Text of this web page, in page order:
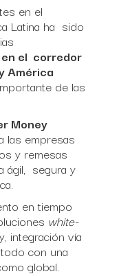
en el
Latina ha sido
el corredor
América
de las
Money
las empresas
y remesas
ágil, segura y
en tiempo
white-
integración vía
con una
global.